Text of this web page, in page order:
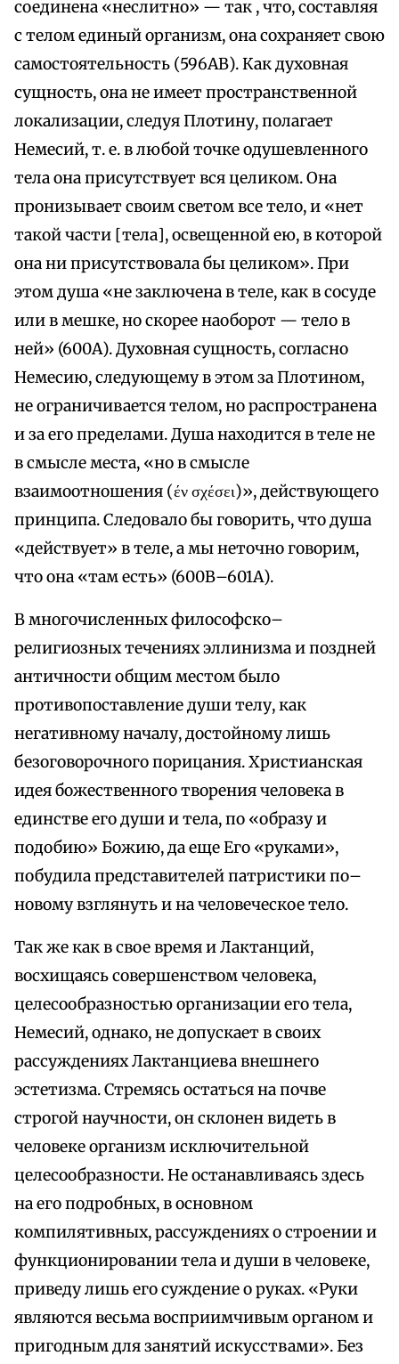
соединена «неслитно» — так , что, составляя
с телом единый организм, она сохраняет свою
самостоятельность (596АВ). Как духовная
сущность, она не имеет пространственной
локализации, следуя Плотину, полагает
Немесий, т. е. в любой точке одушевленного
тела она присутствует вся целиком. Она
пронизывает своим светом все тело, и «нет
такой части [тела], освещенной ею, в которой
она ни присутствовала бы целиком». При
этом душа «не заключена в теле, как в сосуде
или в мешке, но скорее наоборот — тело в
ней» (600А). Духовная сущность, согласно
Немесию, следующему в этом за Плотином,
не ограничивается телом, но распространена
и за его пределами. Душа находится в теле не
в смысле места, «но в смысле
взаимоотношения (έν σχέσει)», действующего
принципа. Следовало бы говорить, что душа
«действует» в теле, а мы неточно говорим,
что она «там есть» (600В–601А).
В многочисленных философско–
религиозных течениях эллинизма и поздней
античности общим местом было
противопоставление души телу, как
негативному началу, достойному лишь
безоговорочного порицания. Христианская
идея божественного творения человека в
единстве его души и тела, по «образу и
подобию» Божию, да еще Его «руками»,
побудила представителей патристики по–
новому взглянуть и на человеческое тело.
Так же как в свое время и Лактанций,
восхищаясь совершенством человека,
целесообразностью организации его тела,
Немесий, однако, не допускает в своих
рассуждениях Лактанциева внешнего
эстетизма. Стремясь остаться на почве
строгой научности, он склонен видеть в
человеке организм исключительной
целесообразности. Не останавливаясь здесь
на его подробных, в основном
компилятивных, рассуждениях о строении и
функционировании тела и души в человеке,
приведу лишь его суждение о руках. «Руки
являются весьма восприимчивым органом и
пригодным для занятий искусствами». Без